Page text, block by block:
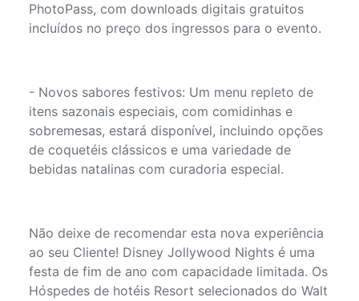
PhotoPass, com downloads digitais gratuitos
incluídos no preço dos ingressos para o evento.
- Novos sabores festivos: Um menu repleto de
itens sazonais especiais, com comidinhas e
sobremesas, estará disponível, incluindo opções
de coquetéis clássicos e uma variedade de
bebidas natalinas com curadoria especial.
Não deixe de recomendar esta nova experiência
ao seu Cliente! Disney Jollywood Nights é uma
festa de fim de ano com capacidade limitada. Os
Hóspedes de hotéis Resort selecionados do Walt